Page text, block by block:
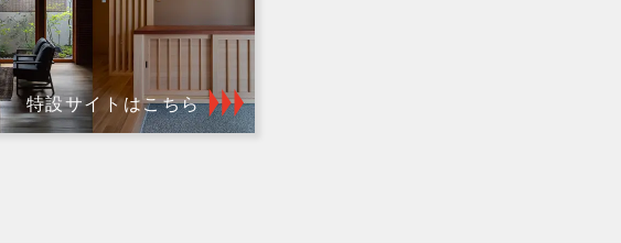
特設サイトはこちら